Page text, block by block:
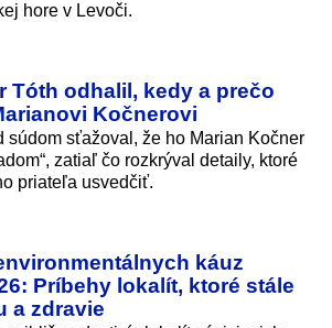
hore v Levoči.
Tóth odhalil, kedy a prečo
Kočnerovi
súdom sťažoval, že ho Marian Kočner
zatiaľ čo rozkrýval detaily, ktoré
priateľa usvedčiť.
káuz
Príbehy lokalít, ktoré stále
a zdravie